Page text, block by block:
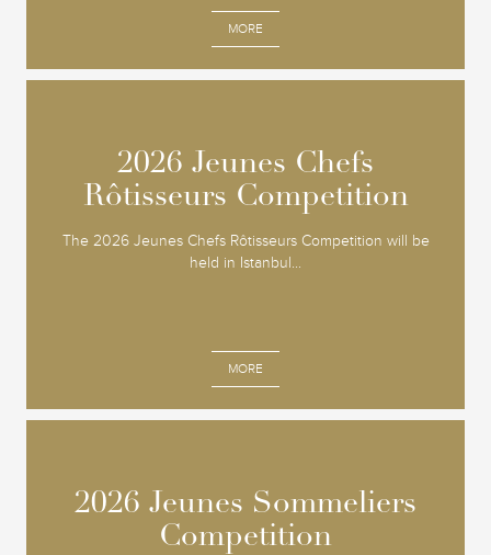
MORE
2026 Jeunes Chefs
Rôtisseurs Competition
The 2026 Jeunes Chefs Rôtisseurs Competition will be
held in Istanbul...
MORE
2026 Jeunes Chefs
Rôtisseurs Competition
2026 Jeunes Sommeliers
Competition
2026 Jeunes Sommeliers
Competition